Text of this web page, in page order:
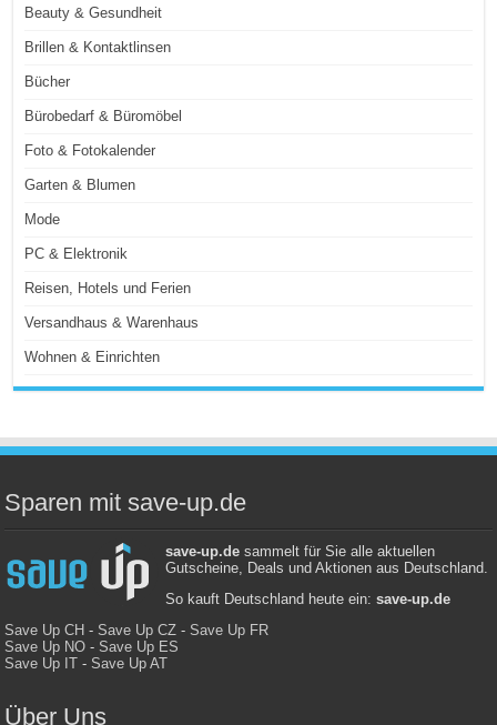
Beauty & Gesundheit
Brillen & Kontaktlinsen
Bücher
Bürobedarf & Büromöbel
Foto & Fotokalender
Garten & Blumen
Mode
PC & Elektronik
Reisen, Hotels und Ferien
Versandhaus & Warenhaus
Wohnen & Einrichten
Sparen mit save-up.de
save-up.desammelt für Sie alle aktuellen
Gutscheine, Deals und Aktionen aus Deutschland.
So kauft Deutschland heute ein: save-up.de
Save Up CH -Save Up CZ -Save Up FR
Save Up NO -Save Up ES
Save Up IT -Save Up AT
Über Uns